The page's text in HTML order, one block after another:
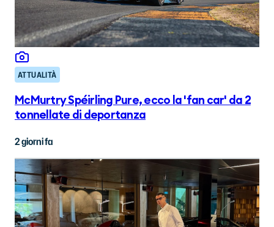
ATTUALITÀ
McMurtry Spéirling Pure, ecco la 'fan car' da 2
tonnellate di deportanza
2 giorni fa